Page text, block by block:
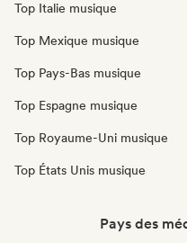
Top Italie musique
Top Mexique musique
Top Pays-Bas musique
Top Espagne musique
Top Royaume-Uni musique
Top États Unis musique
Pays des